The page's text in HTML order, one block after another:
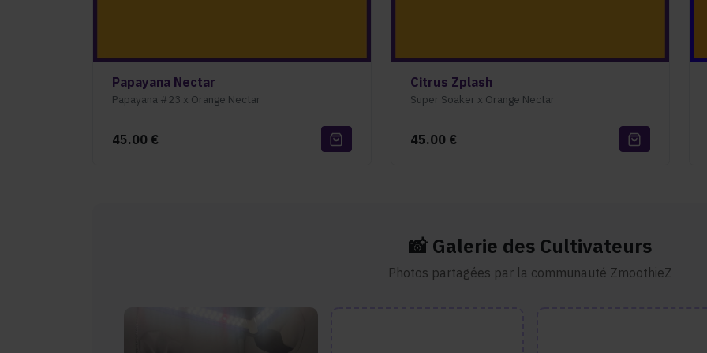
Papayana Nectar
Papayana #23 x Orange Nectar
45.00 €
Citrus Zplash
Super Soaker x Orange Nectar
45.00 €
📸 Galerie des Cultivateurs
Photos partagées par la communauté ZmoothieZ